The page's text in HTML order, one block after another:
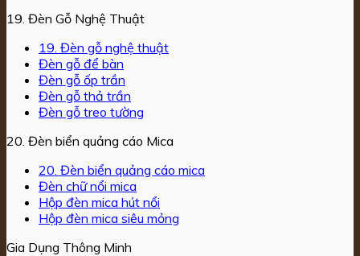
19. Đèn Gỗ Nghệ Thuật
19. Đèn gỗ nghệ thuật
Đèn gỗ để bàn
Đèn gỗ ốp trần
Đèn gỗ thả trần
Đèn gỗ treo tường
20. Đèn biển quảng cáo Mica
20. Đèn biển quảng cáo mica
Đèn chữ nổi mica
Hộp đèn mica hút nổi
Hộp đèn mica siêu mỏng
Gia Dụng Thông Minh